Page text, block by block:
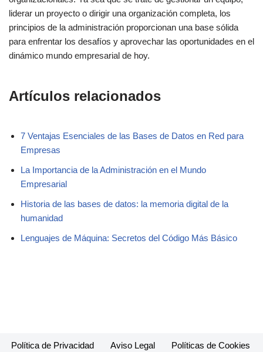
liderar un proyecto o dirigir una organización completa, los
principios de la administración proporcionan una base sólida
para enfrentar los desafíos y aprovechar las oportunidades en el
dinámico mundo empresarial de hoy.
Artículos relacionados
7 Ventajas Esenciales de las Bases de Datos en Red para
Empresas
La Importancia de la Administración en el Mundo
Empresarial
Historia de las bases de datos: la memoria digital de la
humanidad
Lenguajes de Máquina: Secretos del Código Más Básico
Política de Privacidad Aviso Legal Políticas de Cookies